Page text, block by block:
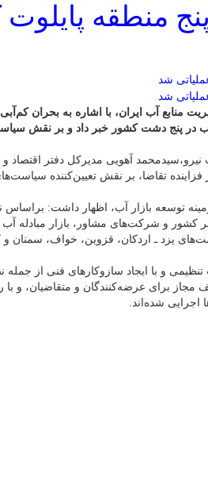
پنج منطقه
منابع آب ایران، با اشاره به بحران
آب در پنج دشت کشور خبر داد و بر نقش
آهویی مدیرکل دفتر اقتصاد و
تقاضا، بر نقش تعیین‌کننده
توسعه بازار آب، اظهار داشت: براساس
کشور و شرکت‌های مشاور، بازار مبادله
یزد ـ اردکان، قزوین، خواف، سمنان و
و با ایجاد سازوکارهای فنی از جمله
مجاز برای عرضه‌کنندگان و متقاضیان، و با
شده‌اند.